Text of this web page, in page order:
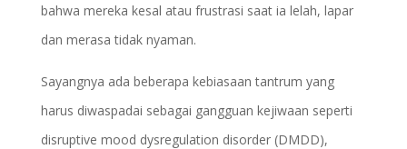
bahwa mereka kesal atau frustrasi saat ia lelah, lapar
dan merasa tidak nyaman.
Sayangnya ada beberapa kebiasaan tantrum yang
harus diwaspadai sebagai gangguan kejiwaan seperti
disruptive mood dysregulation disorder (DMDD),